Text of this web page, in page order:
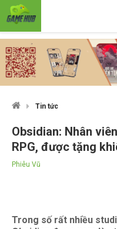
Tin tức
Obsidian: Nhân
RPG, được tặng
Phiêu Vũ
Trong số rất nhiều